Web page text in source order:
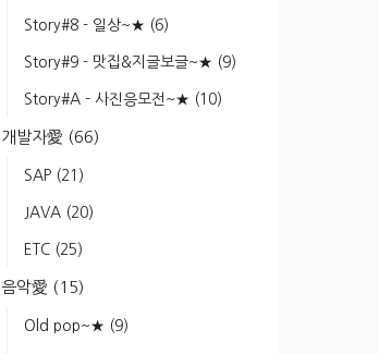
Story#8 - 일상~★ (6)
Story#9 - 맛집&지글보글~★ (9)
Story#A - 사진응모전~★ (10)
개발자愛 (66)
SAP (21)
JAVA (20)
ETC (25)
음악愛 (15)
Old pop~★ (9)